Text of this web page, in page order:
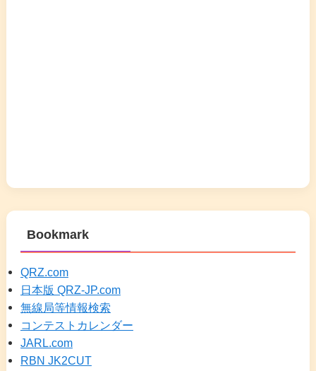
Bookmark
QRZ.com
日本版 QRZ-JP.com
無線局等情報検索
コンテストカレンダー
JARL.com
RBN JK2CUT